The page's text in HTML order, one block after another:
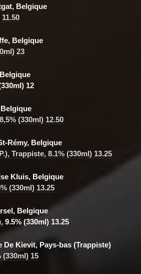
Belgique
Belgique
23
12
(330ml) 12.50
Rémy, Belgique
Trappiste, 8.1% (330ml) 13.25
Kluis, Belgique
(330ml) 13.25
Belgique
9.5% (330ml) 13.25
De Kievit, Pays-bas (Trappiste)
(330ml) 15